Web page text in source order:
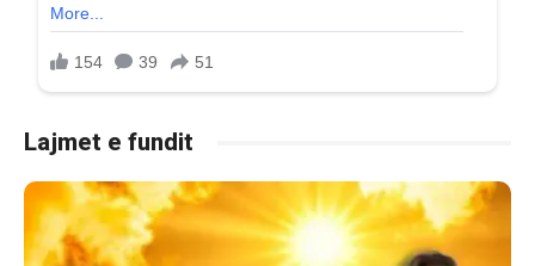
Lajmet e fundit